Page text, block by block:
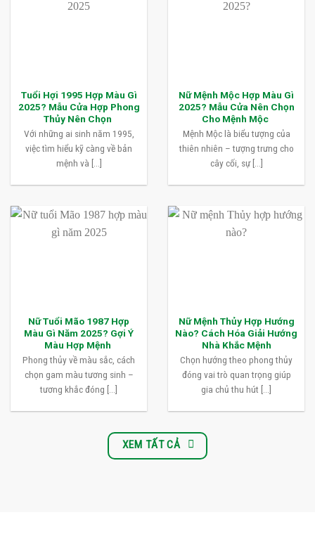
Tuổi Hợi 1995 Hợp Màu Gì
2025? Mẫu Cửa Hợp Phong
Thủy Nên Chọn
Với những ai sinh năm 1995,
việc tìm hiểu kỹ càng về bản
mệnh và [...]
Nữ Mệnh Mộc Hợp Màu Gì
2025? Mẫu Cửa Nên Chọn
Cho Mệnh Mộc
Mệnh Mộc là biểu tượng của
thiên nhiên – tượng trưng cho
cây cối, sự [...]
Nữ Tuổi Mão 1987 Hợp
Màu Gì Năm 2025? Gợi Ý
Màu Hợp Mệnh
Phong thủy về màu sắc, cách
chọn gam màu tương sinh –
tương khắc đóng [...]
Nữ Mệnh Thủy Hợp Hướng
Nào? Cách Hóa Giải Hướng
Nhà Khắc Mệnh
Chọn hướng theo phong thủy
đóng vai trò quan trọng giúp
gia chủ thu hút [...]
XEM TẤT CẢ